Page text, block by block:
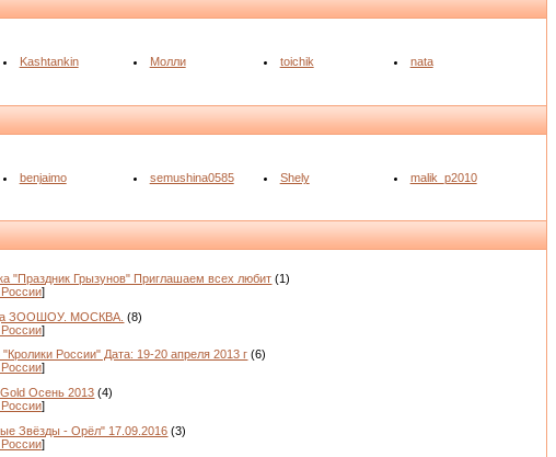
Kashtankin Молли toichik nata
benjaimo semushina0585 Shely malik_p2010
"Праздник Грызунов" Приглашаем всех любит (1)
]
ЗООШОУ. МОСКВА. (8)
]
"Кролики России" Дата: 19-20 апреля 2013 г (6)
]
Осень 2013 (4)
]
Звёзды - Орёл" 17.09.2016 (3)
]